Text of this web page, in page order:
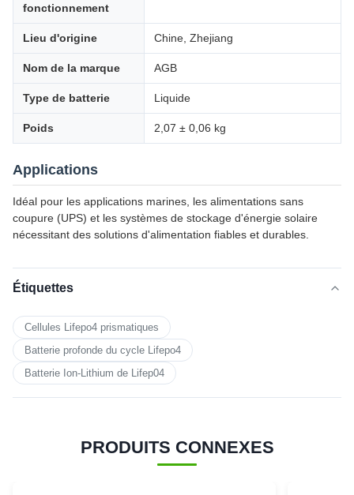
fonctionnement
Lieu d'origine Chine, Zhejiang
Nom de la marque AGB
Type de batterie Liquide
Poids 2,07 ± 0,06 kg
Applications
Idéal pour les applications marines, les alimentations sans
coupure (UPS) et les systèmes de stockage d'énergie solaire
nécessitant des solutions d'alimentation fiables et durables.
Étiquettes
Cellules Lifepo4 prismatiques
Batterie profonde du cycle Lifepo4
Batterie Ion-Lithium de Lifep04
PRODUITS CONNEXES